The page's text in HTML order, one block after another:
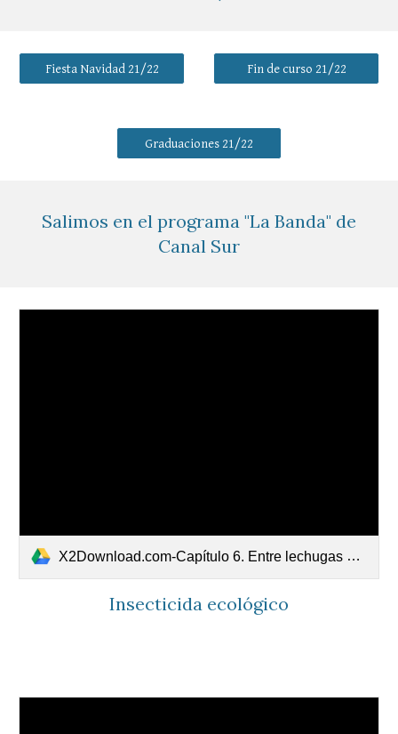
Fiesta Navidad 21/22 Fin de curso 21/22
Graduaciones 21/22
Salimos en el programa "La Banda" de
Canal Sur
X2Download.com-Capítulo 6. Entre lechugas y tomates.mp4
Insecticida ecológico